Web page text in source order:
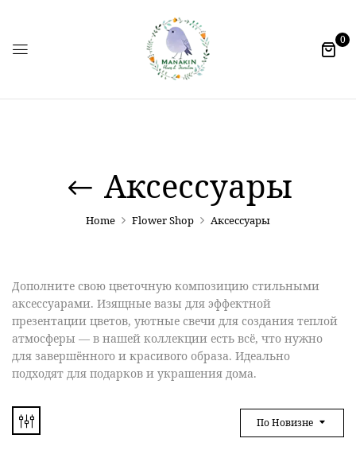
0
Аксессуары
Home Flower Shop Аксессуары
Дополните свою цветочную композицию стильными
аксессуарами. Изящные вазы для эффектной
презентации цветов, уютные свечи для создания теплой
атмосферы — в нашей коллекции есть всё, что нужно
для завершённого и красивого образа. Идеально
подходят для подарков и украшения дома.
По Новизне